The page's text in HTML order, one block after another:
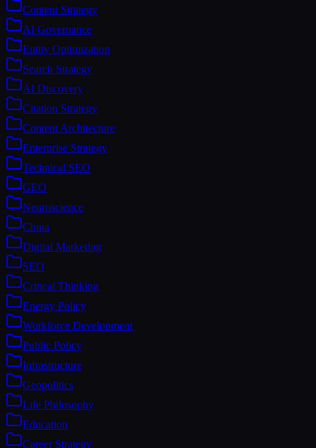
Content Strategy
AI Governance
Entity Optimization
Search Strategy
AI Discovery
Citation Strategy
Content Architecture
Enterprise Strategy
Technical SEO
GEO
Neuroscience
China
Digital Marketing
SEO
Critical Thinking
Energy Policy
Workforce Development
Public Policy
Infrastructure
Geopolitics
Life Philosophy
Education
Career Strategy